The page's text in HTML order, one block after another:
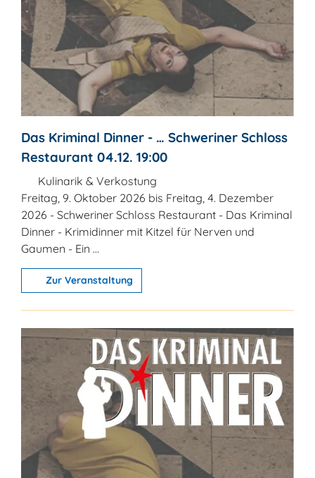
Das Kriminal Dinner - … Schweriner Schloss
Restaurant 04.12. 19:00
Kulinarik & Verkostung
Freitag, 9. Oktober 2026 bis Freitag, 4. Dezember
2026 - Schweriner Schloss Restaurant - Das Kriminal
Dinner - Krimidinner mit Kitzel für Nerven und
Gaumen - Ein ...
Zur Veranstaltung